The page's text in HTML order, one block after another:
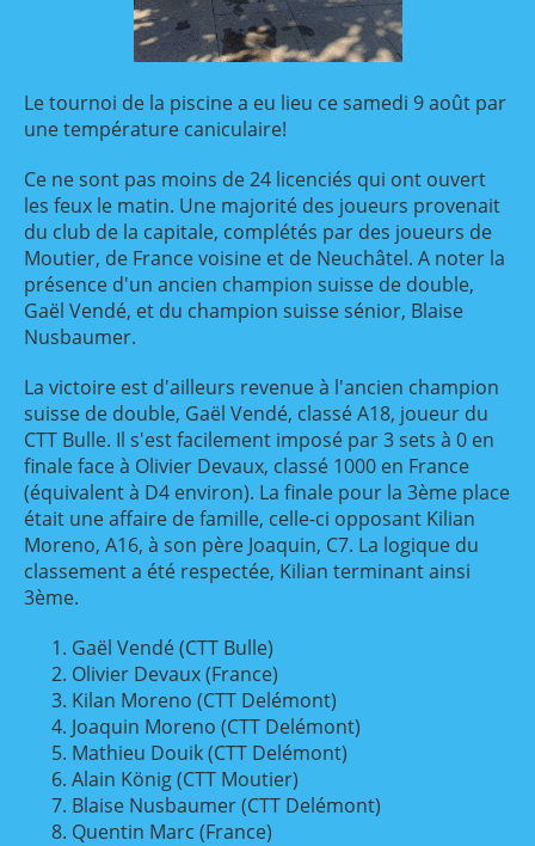
Le tournoi de la piscine a eu lieu ce samedi 9 août par
une température caniculaire!
Ce ne sont pas moins de 24 licenciés qui ont ouvert
les feux le matin. Une majorité des joueurs provenait
du club de la capitale, complétés par des joueurs de
Moutier, de France voisine et de Neuchâtel. A noter la
présence d'un ancien champion suisse de double,
Gaël Vendé, et du champion suisse sénior, Blaise
Nusbaumer.
La victoire est d'ailleurs revenue à l'ancien champion
suisse de double, Gaël Vendé, classé A18, joueur du
CTT Bulle. Il s'est facilement imposé par 3 sets à 0 en
finale face à Olivier Devaux, classé 1000 en France
(équivalent à D4 environ). La finale pour la 3ème place
était une affaire de famille, celle-ci opposant Kilian
Moreno, A16, à son père Joaquin, C7. La logique du
classement a été respectée, Kilian terminant ainsi
3ème.
Gaël Vendé (CTT Bulle)
Olivier Devaux (France)
Kilan Moreno (CTT Delémont)
Joaquin Moreno (CTT Delémont)
Mathieu Douik (CTT Delémont)
Alain König (CTT Moutier)
Blaise Nusbaumer (CTT Delémont)
Quentin Marc (France)